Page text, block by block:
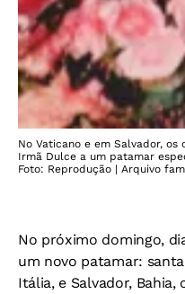
No Vaticano e em Salvador,
Irmã Dulce a um patamar
Foto: Reprodução | Arquivo
No próximo domingo,
um novo patamar:
Itália, e Salvador,